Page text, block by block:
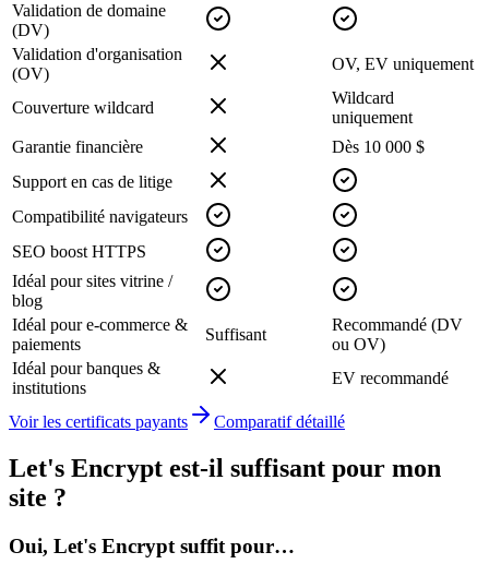
Validation de domaine
(DV)
Validation d'organisation
(OV)
OV, EV uniquement
Couverture wildcard
Wildcard
uniquement
Garantie financière
Dès 10 000 $
Support en cas de litige
Compatibilité navigateurs
SEO boost HTTPS
Idéal pour sites vitrine /
blog
Idéal pour e-commerce &
paiements
Suffisant
Recommandé (DV
ou OV)
Idéal pour banques &
institutions
EV recommandé
Voir les certificats payants Comparatif détaillé
Let's Encrypt est-il suffisant pour mon
site ?
Oui, Let's Encrypt suffit pour…